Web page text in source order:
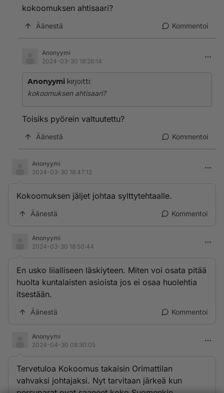
kokoomuksen ahtisaari?
Äänestä Kommentoi
Anonyymi
2024-03-30 18:26:14
Anonyymi kirjoitti:
kokoomuksen ahtisaari?
Toisiks pyörein valtuutettu?
Äänestä Kommentoi
Anonyymi
2024-03-30 18:47:12
Kokoomuksen jäljet johtaa sylttytehtaalle.
Äänestä Kommentoi
Anonyymi
2024-03-30 18:50:44
En usko liialliseen läskiyteen. Miten voi osata pitää
huolta kuntalaisten asioista jos ei osaa huolehtia
itsestään.
Äänestä Kommentoi
Anonyymi
2024-04-30 08:30:05
Tervetuloa Kokoomus takaisin Orimattilan
vahvaksi johtajaksi. Nyt tarvitaan järkeä kun